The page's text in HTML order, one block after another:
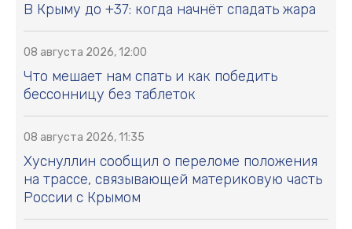
В Крыму до +37: когда начнёт спадать жара
08 августа 2026, 12:00
Что мешает нам спать и как победить
бессонницу без таблеток
08 августа 2026, 11:35
Хуснуллин сообщил о переломе положения
на трассе, связывающей материковую часть
России с Крымом